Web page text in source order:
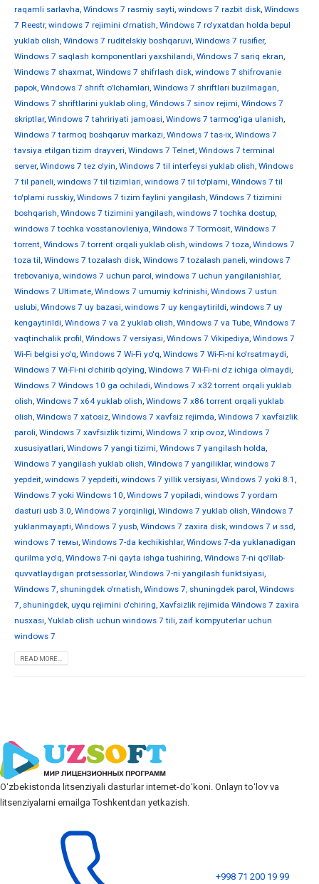
raqamli sarlavha, Windows 7 rasmiy sayti, windows 7 razbit disk, Windows
7 Reestr, windows 7 rejimini o'rnatish, Windows 7 ro'yxatdan holda bepul
yuklab olish, Windows 7 ruditelskiy boshqaruvi, Windows 7 rusifier,
Windows 7 saqlash komponentlari yaxshilandi, Windows 7 sariq ekran,
Windows 7 shaxmat, Windows 7 shifrlash disk, windows 7 shifrovanie
papok, Windows 7 shrift o'lchamlari, Windows 7 shriftlari buzilmagan,
Windows 7 shriftlarini yuklab oling, Windows 7 sinov rejimi, Windows 7
skriptlar, Windows 7 tahririyati jamoasi, Windows 7 tarmog'iga ulanish,
Windows 7 tarmoq boshqaruv markazi, Windows 7 tas-ix, Windows 7
tavsiya etilgan tizim drayveri, Windows 7 Telnet, Windows 7 terminal
server, Windows 7 tez o'yin, Windows 7 til interfeysi yuklab olish, Windows
7 til paneli, windows 7 til tizimlari, windows 7 til to'plami, Windows 7 til
to'plami russkiy, Windows 7 tizim faylini yangilash, Windows 7 tizimini
boshqarish, Windows 7 tizimini yangilash, windows 7 tochka dostup,
windows 7 tochka vosstanovleniya, Windows 7 Tormosit, Windows 7
torrent, Windows 7 torrent orqali yuklab olish, windows 7 toza, Windows 7
toza til, Windows 7 tozalash disk, Windows 7 tozalash paneli, windows 7
trebovaniya, windows 7 uchun parol, windows 7 uchun yangilanishlar,
Windows 7 Ultimate, Windows 7 umumiy ko'rinishi, Windows 7 ustun
uslubi, Windows 7 uy bazasi, windows 7 uy kengaytirildi, windows 7 uy
kengaytirildi, Windows 7 va 2 yuklab olish, Windows 7 va Tube, Windows 7
vaqtinchalik profil, Windows 7 versiyasi, Windows 7 Vikipediya, Windows 7
Wi-Fi belgisi yo'q, Windows 7 Wi-Fi yo'q, Windows 7 Wi-Fi-ni ko'rsatmaydi,
Windows 7 Wi-Fi-ni o'chirib qo'ying, Windows 7 Wi-Fi-ni o'z ichiga olmaydi,
Windows 7 Windows 10 ga ochiladi, Windows 7 x32 torrent orqali yuklab
olish, Windows 7 x64 yuklab olish, Windows 7 x86 torrent orqali yuklab
olish, Windows 7 xatosiz, Windows 7 xavfsiz rejimda, Windows 7 xavfsizlik
paroli, Windows 7 xavfsizlik tizimi, Windows 7 xrip ovoz, Windows 7
xususiyatlari, Windows 7 yangi tizimi, Windows 7 yangilash holda,
Windows 7 yangilash yuklab olish, Windows 7 yangiliklar, windows 7
yepdeit, windows 7 yepdeiti, windows 7 yillik versiyasi, Windows 7 yoki 8.1 ,
Windows 7 yoki Windows 10, Windows 7 yopiladi, windows 7 yordam
dasturi usb 3.0, Windows 7 yorqinligi, Windows 7 yuklab olish, Windows 7
yuklanmayapti, Windows 7 yusb, Windows 7 zaxira disk, windows 7 и ssd,
windows 7 темы, Windows 7-da kechikishlar, Windows 7-da yuklanadigan
qurilma yo'q, Windows 7-ni qayta ishga tushiring, Windows 7-ni qo'llab-
quvvatlaydigan protsessorlar, Windows 7-ni yangilash funktsiyasi,
Windows 7, shuningdek o'rnatish, Windows 7, shuningdek parol, Windows
7, shuningdek, uyqu rejimini o'chiring, Xavfsizlik rejimida Windows 7 zaxira
nusxasi, Yuklab olish uchun windows 7 tili, zaif kompyuterlar uchun
windows 7
READ MORE...
Oʻzbekistonda litsenziyali dasturlar internet-doʻkoni. Onlayn toʻlov va
litsenziyalarni emailga Toshkentdan yetkazish.
+998 71 200 19 99